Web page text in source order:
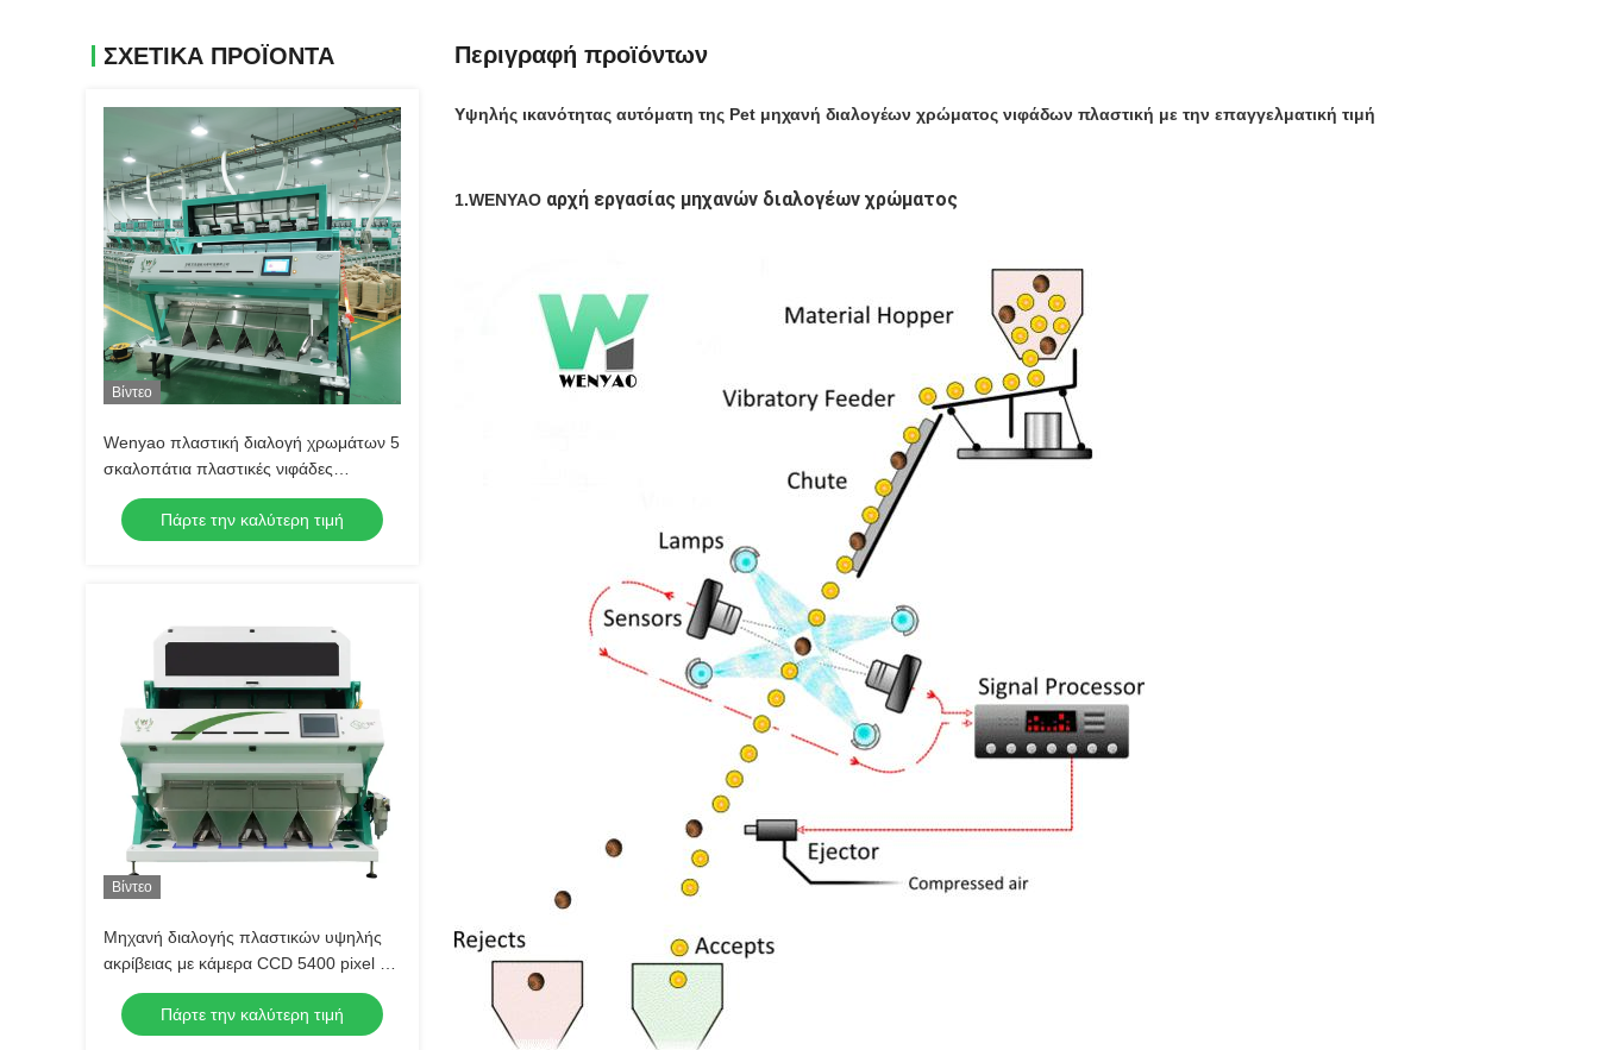
ΣΧΕΤΙΚΑ ΠΡΟΪΟΝΤΑ
Βίντεο
Wenyao πλαστική διαλογή χρωμάτων 5
σκαλοπάτια πλαστικές νιφάδες
διαλογής μηχανή αυτοματοποιημένη
μηχανή διαλογής χρωμάτων πλαστικών
για την ανακύκλωση διαλογής
Πάρτε την καλύτερη τιμή
Βίντεο
Μηχανή διαλογής πλαστικών υψηλής
ακρίβειας με κάμερα CCD 5400 pixel για
ακρίβεια διαλογής 99,98% και απόδοση
4-5t/h
Πάρτε την καλύτερη τιμή
Περιγραφή προϊόντων
Υψηλής ικανότητας αυτόματη της Pet μηχανή διαλογέων χρώματος νιφάδων πλαστική με την επαγγελματική τιμή
1.WENYAO αρχή εργασίας μηχανών διαλογέων χρώματος